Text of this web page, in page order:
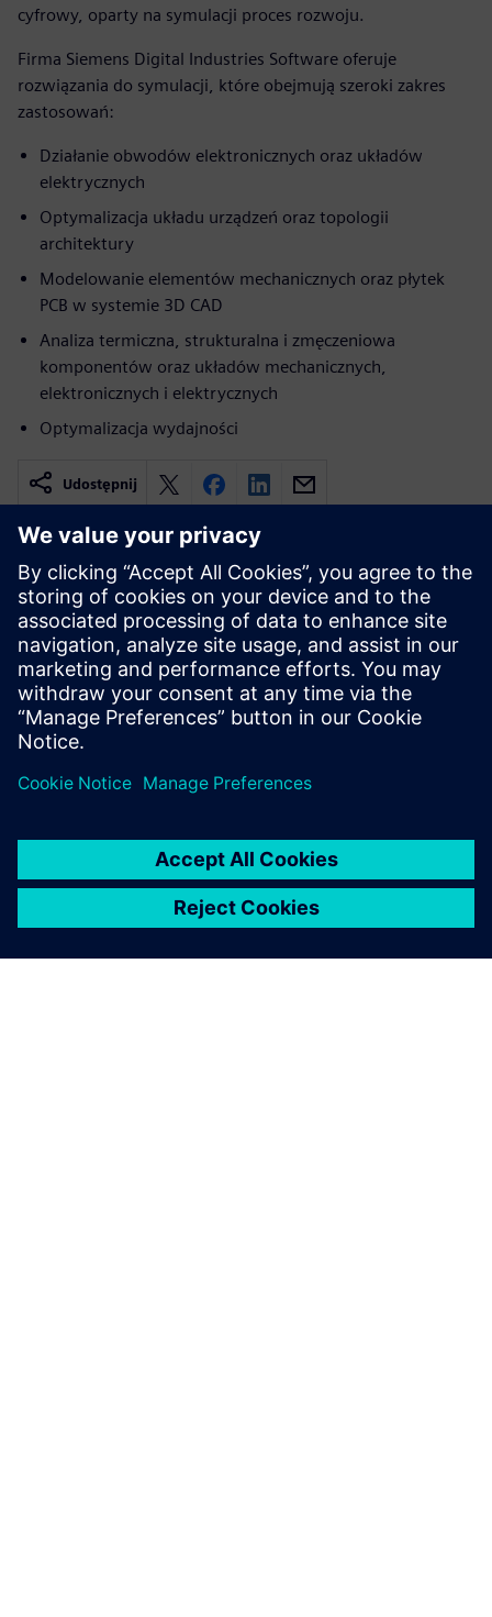
cyfrowy, oparty na symulacji proces rozwoju.
Firma Siemens Digital Industries Software oferuje
rozwiązania do symulacji, które obejmują szeroki zakres
zastosowań:
Działanie obwodów elektronicznych oraz układów
elektrycznych
Optymalizacja układu urządzeń oraz topologii
architektury
Modelowanie elementów mechanicznych oraz płytek
PCB w systemie 3D CAD
Analiza termiczna, strukturalna i zmęczeniowa
komponentów oraz układów mechanicznych,
elektronicznych i elektrycznych
Optymalizacja wydajności
Udostępnij
Powiązane treści